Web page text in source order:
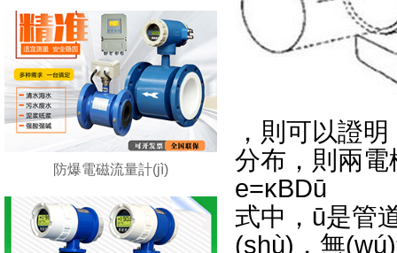
防爆電磁流量計(jì)
，則可以
分布，則兩
e=κBDū
式中，ū是
(shù)，無